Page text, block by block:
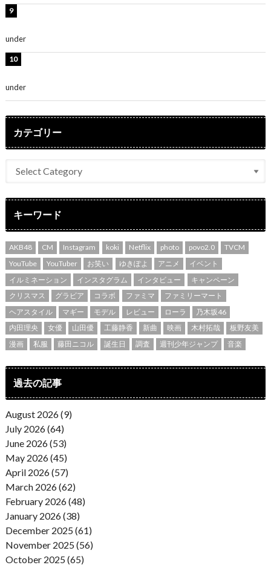
under
under
カテゴリー
キーワード
AKB48 CM Instagram koki Netflix photo povo2.0
TVCM
YouTube
YouTuber お笑い ゆきぽよ アニメ
イベント
イルミネーション
インスタグラム インタビュー
キャンペーン
クリスマス
グラビア コラボ ファミマ
ファミリーマート
ヘアスタイル
マギー モデル レビュー ローラ
乃木坂46
内田理央
女優 山田優 工藤静香 新曲 映画 木村拓哉
板野友美
漫画
私服 藤田ニコル 誕生日 調査 週刊少年ジャンプ 音楽
過去の記事
August 2026 (9)
July 2026 (64)
June 2026 (53)
May 2026 (45)
April 2026 (57)
March 2026 (62)
February 2026 (48)
January 2026 (38)
December 2025 (61)
November 2025 (56)
October 2025 (65)